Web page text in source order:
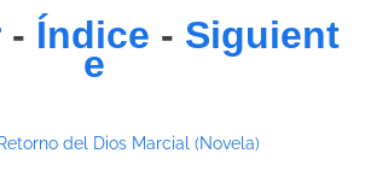
- Índice - Siguient
e
del Dios Marcial (Novela)